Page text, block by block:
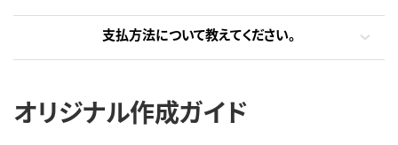
支払方法について教えてください。
オリジナル作成ガイド